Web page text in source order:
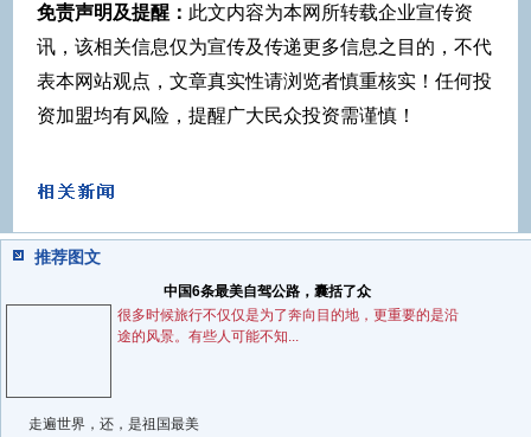
免责声明及提醒： 此文内容为本网所转载企业宣传资
讯，该相关信息仅为宣传及传递更多信息之目的，不代
表本网站观点，文章真实性请浏览者慎重核实！任何投
资加盟均有风险，提醒广大民众投资需谨慎！
推荐图文
中国6条最美自驾公路，囊括了众
很多时候旅行不仅仅是为了奔向目的地，更重要的是沿
途的风景。有些人可能不知...
走遍世界，还，是祖国最美